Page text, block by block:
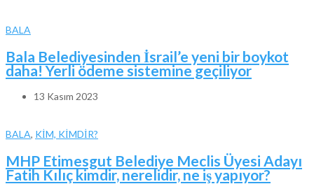
BALA
Bala Belediyesinden İsrail’e yeni bir boykot
daha! Yerli ödeme sistemine geçiliyor
13 Kasım 2023
BALA, KİM, KİMDİR?
MHP Etimesgut Belediye Meclis Üyesi Adayı
Fatih Kılıç kimdir, nerelidir, ne iş yapıyor?